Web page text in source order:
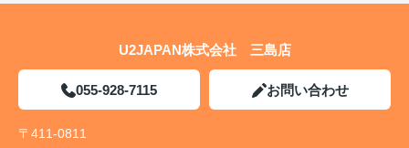
U2JAPAN株式会社 三島店
055-928-7115 お問い合わせ
〒411-0811